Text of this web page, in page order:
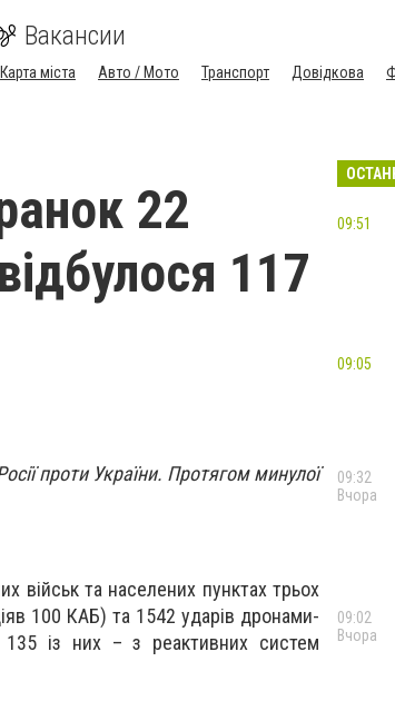
Вакансии
Карта міста Авто / Мото Транспорт Довідкова
22
117
проти України. Протягом минулої
військ та населених пунктах трьох
100 КАБ) та 1542 ударів дронами-
135 із них – з реактивних систем
09:51
09:05
09:32
Вчора
09:02
Вчора